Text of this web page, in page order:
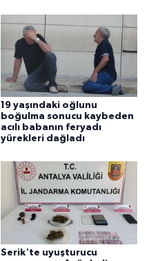
19 yaşındaki oğlunu
boğulma sonucu kaybeden
acılı babanın feryadı
yürekleri dağladı
Serik'te uyuşturucu